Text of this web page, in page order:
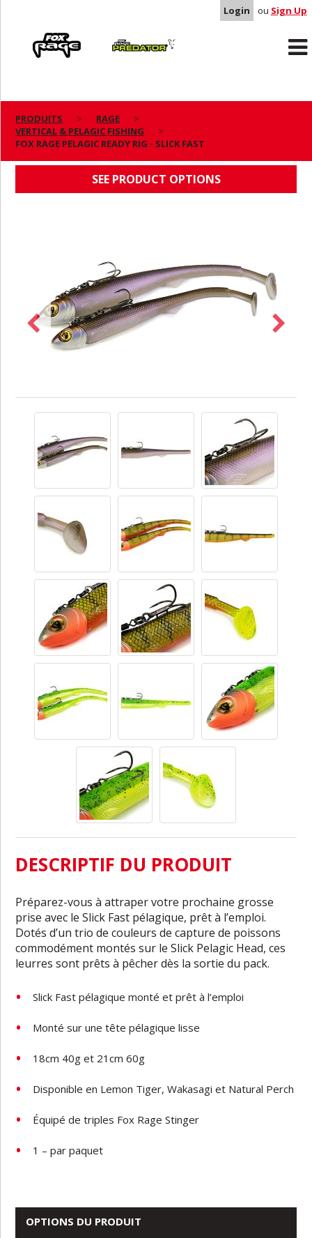
Login ou Sign Up
Predator
PRODUITS
RAGE
VERTICAL & PELAGIC FISHING
FOX RAGE PELAGIC READY RIG - SLICK FAST
FOX RAGE PELAGIC READY RIG - SLICK FAST
SEE PRODUCT OPTIONS
DESCRIPTIF DU PRODUIT
Préparez-vous à attraper votre prochaine grosse
prise avec le Slick Fast pélagique, prêt à l’emploi.
Dotés d’un trio de couleurs de capture de poissons
commodément montés sur le Slick Pelagic Head, ces
leurres sont prêts à pêcher dès la sortie du pack.
Slick Fast pélagique monté et prêt à l’emploi
Monté sur une tête pélagique lisse
18cm 40g et 21cm 60g
Disponible en Lemon Tiger, Wakasagi et Natural Perch
Équipé de triples Fox Rage Stinger
1 – par paquet
OPTIONS DU PRODUIT